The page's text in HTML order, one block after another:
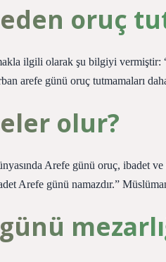
oruç
ilgili olarak şu bilgiyi vermiştir:
arefe günü oruç tutmamaları
olur?
Arefe günü oruç, ibadet
Arefe günü namazdır.”